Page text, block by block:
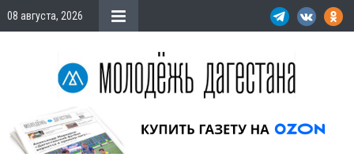
08 августа, 2026